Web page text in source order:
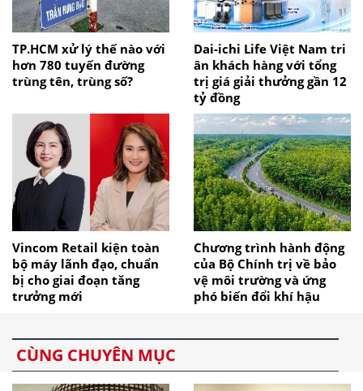
TP.HCM xử lý thế nào với
hơn 780 tuyến đường
trùng tên, trùng số?
Dai-ichi Life Việt Nam tri
ân khách hàng với tổng
trị giá giải thưởng gần 12
tỷ đồng
Vincom Retail kiện toàn
bộ máy lãnh đạo, chuẩn
bị cho giai đoạn tăng
trưởng mới
Chương trình hành động
của Bộ Chính trị về bảo
vệ môi trường và ứng
phó biến đổi khí hậu
CÙNG CHUYÊN MỤC